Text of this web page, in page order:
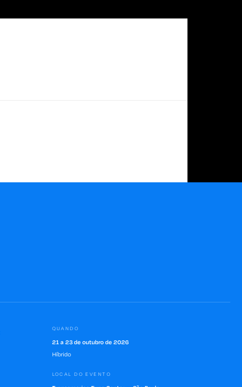
QUANDO
21 a 23 de outubro de 2026
Híbrido
LOCAL DO EVENTO